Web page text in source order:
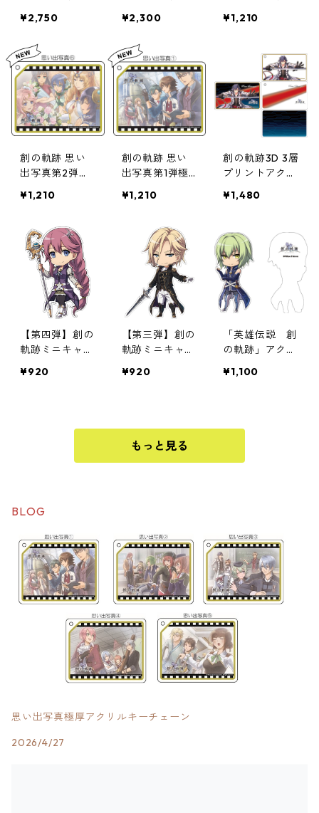
タンド
¥2,750
タンド
¥2,300
チェーン
¥1,210
創の軌跡 思い
出写真第2弾極
チェーン
¥1,210
創の軌跡 思い
出写真第1弾極
チェーン
¥1,210
創の軌跡3D 3層
プリントアクリ
¥1,480
【第四弾】創の
軌跡ミニキャラ
¥920
【第三弾】創の
軌跡ミニキャラ
¥920
「英雄伝説 創
の軌跡」アクリ
4弾
¥1,100
もっと見る
BLOG
思い出写真極厚アクリルキーチェーン
2026/4/27